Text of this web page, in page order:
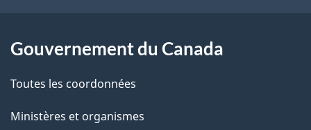
l
a
Gouvernement du Canada
Toutes les coordonnées
Ministères et organismes